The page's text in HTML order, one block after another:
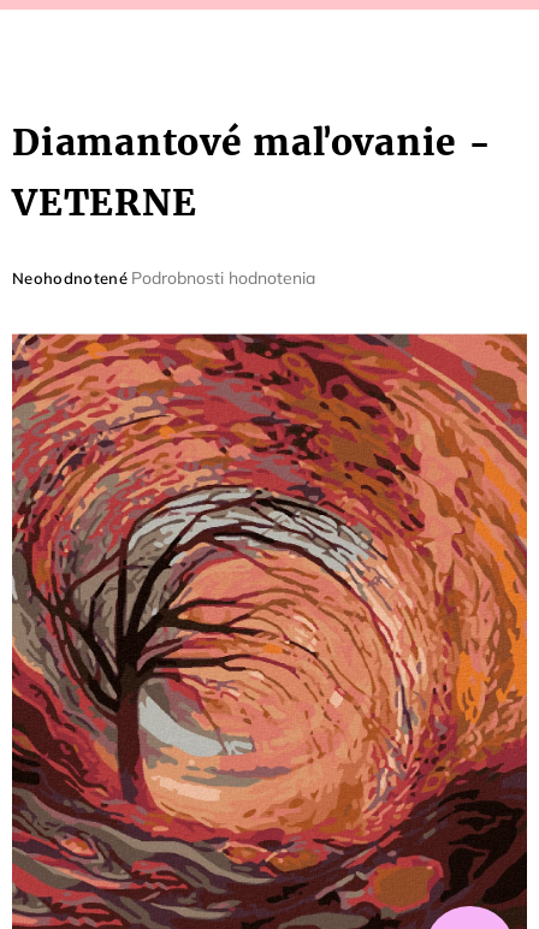
Diamantové maľovanie -
VETERNE
Priemerné
je
0,0
z
5
hviezdičiek.
Neohodnotené Podrobnosti hodnotenia